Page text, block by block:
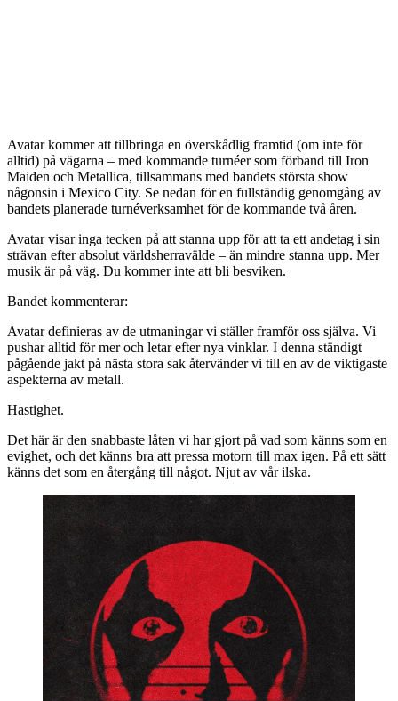
Avatar kommer att tillbringa en överskådlig framtid (om inte för
alltid) på vägarna – med kommande turnéer som förband till Iron
Maiden och Metallica, tillsammans med bandets största show
någonsin i Mexico City. Se nedan för en fullständig genomgång av
bandets planerade turnéverksamhet för de kommande två åren.
Avatar visar inga tecken på att stanna upp för att ta ett andetag i sin
strävan efter absolut världsherravälde – än mindre stanna upp. Mer
musik är på väg. Du kommer inte att bli besviken.
Bandet kommenterar:
Avatar definieras av de utmaningar vi ställer framför oss själva. Vi
pushar alltid för mer och letar efter nya vinklar. I denna ständigt
pågående jakt på nästa stora sak återvänder vi till en av de viktigaste
aspekterna av metall.
Hastighet.
Det här är den snabbaste låten vi har gjort på vad som känns som en
evighet, och det känns bra att pressa motorn till max igen. På ett sätt
känns det som en återgång till något. Njut av vår ilska.